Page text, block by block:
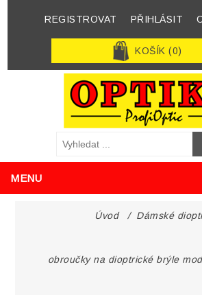
REGISTROVAT PŘIHLÁSIT
KOŠÍK (0)
MENU
Úvod / Dámské
obroučky na dioptrické brýle